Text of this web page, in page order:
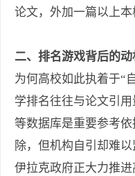
论文，外加一篇以上本
二、排名游戏背后的动
为何高校如此执着于“
学排名往往与论文引
等数据库是重要参考
除，但机构自引却难以
伊拉克政府正大力推